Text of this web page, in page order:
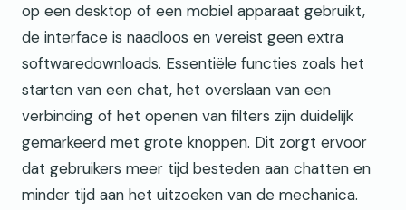
op een desktop of een mobiel apparaat gebruikt,
de interface is naadloos en vereist geen extra
softwaredownloads. Essentiële functies zoals het
starten van een chat, het overslaan van een
verbinding of het openen van filters zijn duidelijk
gemarkeerd met grote knoppen. Dit zorgt ervoor
dat gebruikers meer tijd besteden aan chatten en
minder tijd aan het uitzoeken van de mechanica.